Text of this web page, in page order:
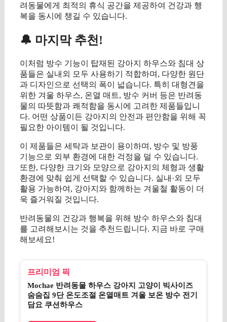
려동물에게 최적의 휴식 공간을 제공하여 건강과 행
복을 동시에 챙길 수 있습니다.
🔔 마지막 추천!
이처럼 방수 기능이 탑재된 강아지 하우스와 침대 상
품들은 실내외 모두 사용하기 적합하며, 다양한 원단
과 디자인으로 선택의 폭이 넓습니다. 특히 대형견을
위한 겨울 하우스, 온열 매트, 방수 커버 등은 반려동
물의 따뜻함과 쾌적함을 동시에 고려한 제품들입니
다. 어떤 상품이든 강아지의 안전과 편안함을 위해 꼭
필요한 아이템이 될 것입니다.
이 제품들은 세탁과 보관이 용이하며, 방수 및 방풍
기능으로 외부 환경에 대한 걱정을 덜 수 있습니다.
또한, 다양한 크기와 모양으로 강아지의 체형과 생활
환경에 맞춰 쉽게 선택할 수 있습니다. 실내·외 모두
활용 가능하여, 강아지와 함께하는 겨울철 활동이 더
욱 즐거워질 것입니다.
반려동물의 건강과 행복을 위해 방수 하우스와 침대
를 고려해보시는 것을 추천드립니다. 지금 바로 구매
해보세요!
프리미엄 픽
Mochae 반려동물 하우스 강아지 고양이 빅사이즈
숨숨집 9단 온도조절 온열매트 겨울 보온 방수 전기
담요 쿠션하우스